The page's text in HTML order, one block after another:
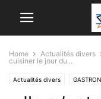
Home Actualités divers
cuisiner le jour du...
Actualités divers